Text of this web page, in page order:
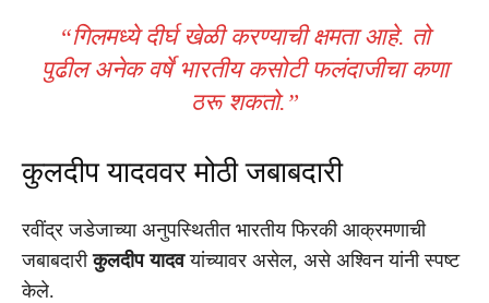
“गिलमध्ये दीर्घ खेळी करण्याची क्षमता आहे. तो
पुढील अनेक वर्षे भारतीय कसोटी फलंदाजीचा कणा
ठरू शकतो.”
कुलदीप यादववर मोठी जबाबदारी
रवींद्र जडेजाच्या अनुपस्थितीत भारतीय फिरकी आक्रमणाची
जबाबदारीकुलदीप यादवयांच्यावर असेल, असे अश्विन यांनी स्पष्ट
केले.